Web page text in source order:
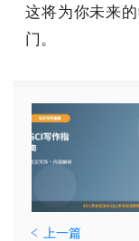
这将为你未来
门。
上一篇